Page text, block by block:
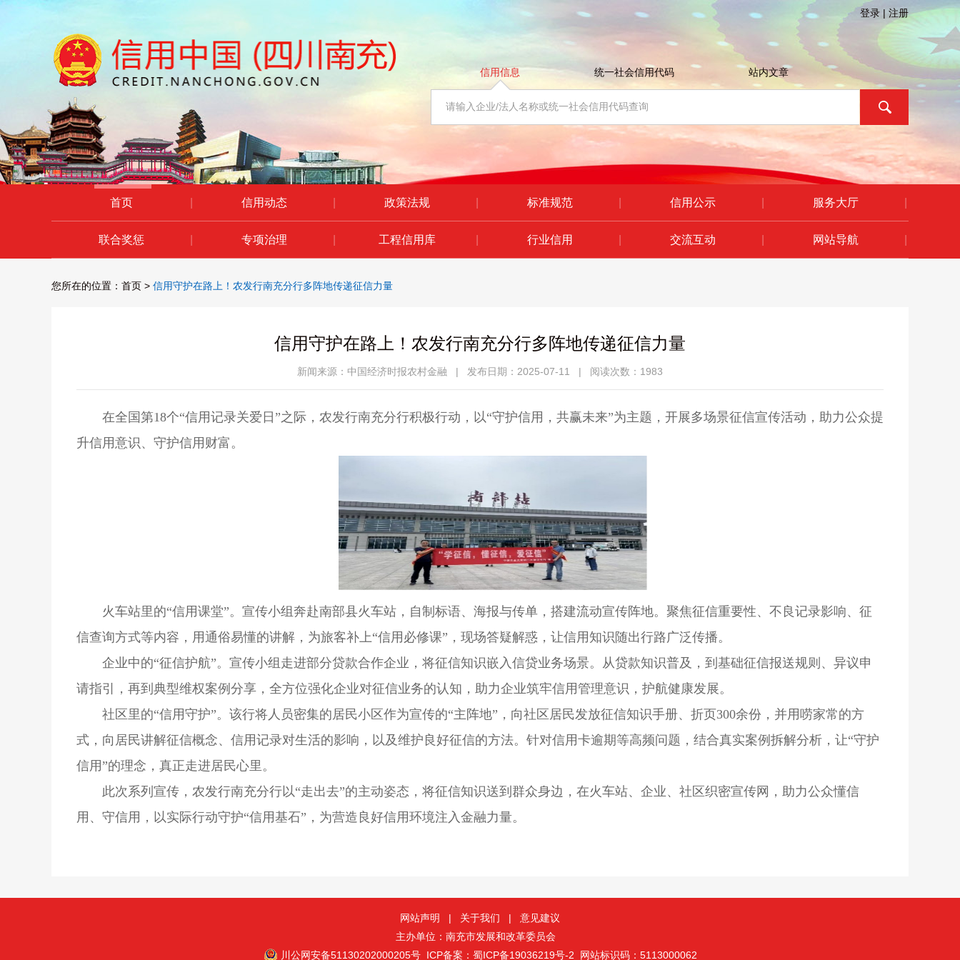
登录 | 注册
信用信息 统一社会信用代码 站内文章
首页 信用动态 政策法规 标准规范 信用公示 服务大厅
联合奖惩 专项治理 工程信用库 行业信用 交流互动 网站导航
您所在的位置： 首页 > 信用守护在路上！农发行南充分行多阵地传递征信力量
信用守护在路上！农发行南充分行多阵地传递征信力量
新闻来源：中国经济时报农村金融 | 发布日期：2025-07-11 | 阅读次数：1983
在全国第18个“信用记录关爱日”之际，农发行南充分行积极行动，以“守护信用，共赢未来”为主题，开展多场景征信宣传活动，助力公众提
升信用意识、守护信用财富。
火车站里的“信用课堂”。宣传小组奔赴南部县火车站，自制标语、海报与传单，搭建流动宣传阵地。聚焦征信重要性、不良记录影响、征
信查询方式等内容，用通俗易懂的讲解，为旅客补上“信用必修课”，现场答疑解惑，让信用知识随出行路广泛传播。
企业中的“征信护航”。宣传小组走进部分贷款合作企业，将征信知识嵌入信贷业务场景。从贷款知识普及，到基础征信报送规则、异议申
请指引，再到典型维权案例分享，全方位强化企业对征信业务的认知，助力企业筑牢信用管理意识，护航健康发展。
社区里的“信用守护”。该行将人员密集的居民小区作为宣传的“主阵地”，向社区居民发放征信知识手册、折页300余份，并用唠家常的方
式，向居民讲解征信概念、信用记录对生活的影响，以及维护良好征信的方法。针对信用卡逾期等高频问题，结合真实案例拆解分析，让“守护
信用”的理念，真正走进居民心里。
此次系列宣传，农发行南充分行以“走出去”的主动姿态，将征信知识送到群众身边，在火车站、企业、社区织密宣传网，助力公众懂信
用、守信用，以实际行动守护“信用基石”，为营造良好信用环境注入金融力量。
网站声明 | 关于我们 | 意见建议
主办单位：南充市发展和改革委员会
川公网安备51130202000205号 ICP备案：蜀ICP备19036219号-2 网站标识码：5113000062